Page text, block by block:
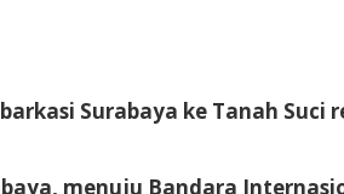
Surabaya ke Tanah
menuju Bandara